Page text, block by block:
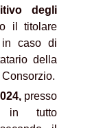
degli
il titolare
in caso di
della
presso
in tutto